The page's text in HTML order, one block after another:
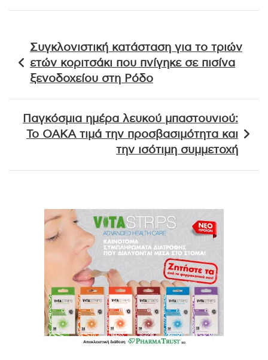
άρθρων
Συγκλονιστική κατάσταση για το τριών
ετών κοριτσάκι που πνίγηκε σε πισίνα
ξενοδοχείου στη Ρόδο
Παγκόσμια ημέρα λευκού μπαστουνιού:
Το ΟΑΚΑ τιμά την προσβασιμότητα και
την ισότιμη συμμετοχή